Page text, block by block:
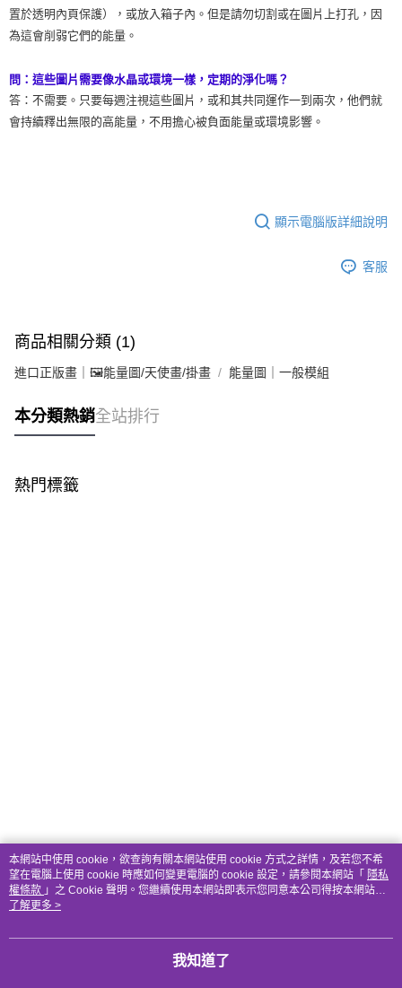
置於透明內頁保護），或放入箱子內。但是請勿切割或在圖片上打孔，因
為這會削弱它們的能量。
問：這些圖片需要像水晶或環境一樣，定期的淨化嗎？
答：不需要。只要每週注視這些圖片，或和其共同運作一到兩次，他們就
會持續釋出無限的高能量，不用擔心被負面能量或環境影響。
顯示電腦版詳細說明
客服
商品相關分類 (1)
進口正版畫｜🖼️能量圖/天使畫/掛畫 能量圖｜一般模組
本分類熱銷全站排行
熱門標籤
本網站中使用 cookie，欲查詢有關本網站使用 cookie 方式之詳情，及若您不希
望在電腦上使用 cookie 時應如何變更電腦的 cookie 設定，請參閱本網站「 隱私
權條款 」之 Cookie 聲明。您繼續使用本網站即表示您同意本公司得按本網站使
用條款之 Cookie 聲明使用 cookie。
了解更多 >
我知道了